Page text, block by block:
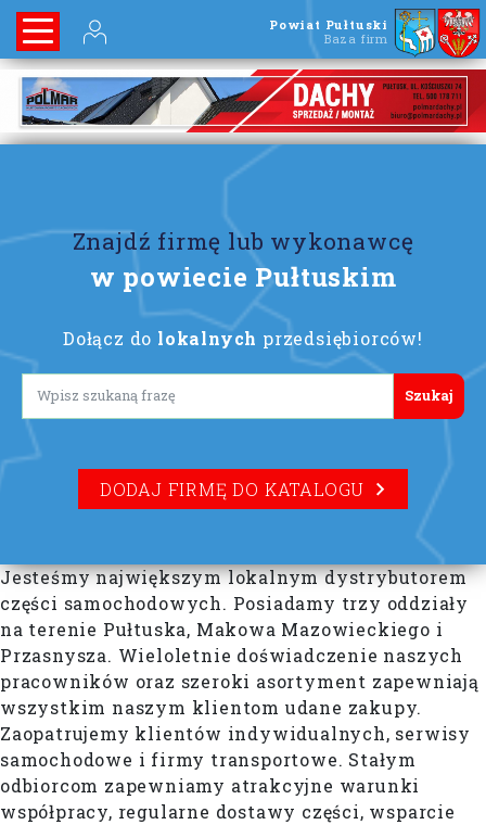
Powiat Pułtuski
Baza firm
Znajdź firmę lub wykonawcę
w powiecie Pułtuskim
Dołącz do lokalnych przedsiębiorców!
Lorem ipsum
DODAJ FIRMĘ DO KATALOGU
Jesteśmy największym lokalnym dystrybutorem
części samochodowych. Posiadamy trzy oddziały
na terenie Pułtuska, Makowa Mazowieckiego i
Przasnysza. Wieloletnie doświadczenie naszych
pracowników oraz szeroki asortyment zapewniają
wszystkim naszym klientom udane zakupy.
Zaopatrujemy klientów indywidualnych, serwisy
samochodowe i firmy transportowe. Stałym
odbiorcom zapewniamy atrakcyjne warunki
współpracy, regularne dostawy części, wsparcie